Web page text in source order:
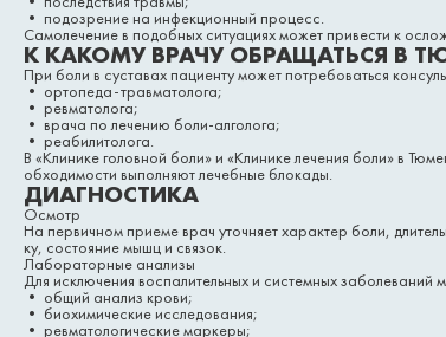
• подозрение на инфекционный процесс.
Самолечение в подобных ситуациях может привести к
К КАКОМУ ВРАЧУ ОБРАЩАТЬСЯ В
При боли в суставах пациенту может потребоваться
• ортопеда-травматолога;
• ревматолога;
• врача по лечению боли-алголога;
• реабилитолога.
В «Клинике головной боли» и «Клинике лечения боли» в
обходимости выполняют лечебные блокады.
ДИАГНОСТИКА
Осмотр
На первичном приеме врач уточняет характер боли,
ку, состояние мышц и связок.
Лабораторные анализы
Для исключения воспалительных и системных заболеваний
• общий анализ крови;
• биохимические исследования;
• ревматологические маркеры;